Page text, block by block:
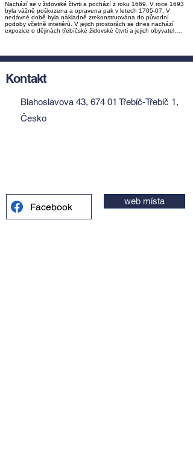
Nachází se v židovské čtvrti a pochází z roku 1669. V roce 1693
byla vážně poškozena a opravena pak v letech 1705-07. V
nedávné době byla nákladně zrekonstruována do původní
podoby včetně interiérů. V jejich prostorách se dnes nachází
expozice o dějinách třebíčské židovské čtvrti a jejich obyvatel.…
Kontakt
Blahoslavova 43, 674 01 Třebíč-Třebíč 1,
Česko
Facebook web místa